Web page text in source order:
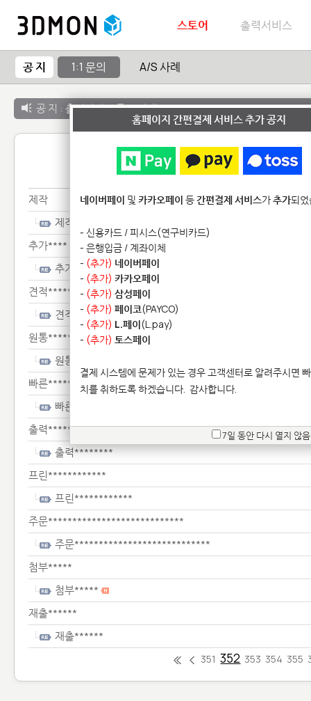
스토어 출력서비스
공 지 1:1 문의 A/S 사례
공 지 : 출력서비스 종료 안내
1:1 문
제작
제작
추가****
추가****
견적********
견적********
원통********************
원통********************
빠른*************************
빠른*************************
출력********
출력********
프린************
프린************
주문****************************
주문****************************
첨부*****
첨부*****
재출******
재출******
351 352 353 354 355
홈페이지 간편결제 서비스 추가 공지
네이버페이 및 카카오페이 등간편결제 서비스가추가되
- 신용카드 / 피시스(연구비카드)
- 은행입금 / 계좌이체
- (추가) 네이버페이
- (추가) 카카오페이
- (추가) 삼성페이
- (추가) 페이코(PAYCO)
- (추가) L.페이(L.pay)
- (추가) 토스페이
결제 시스템에 문제가 있는 경우 고객센터로 알려주시면
치를 취하도록 하겠습니다. 감사합니다.
7일 동안 다시 열지 않음